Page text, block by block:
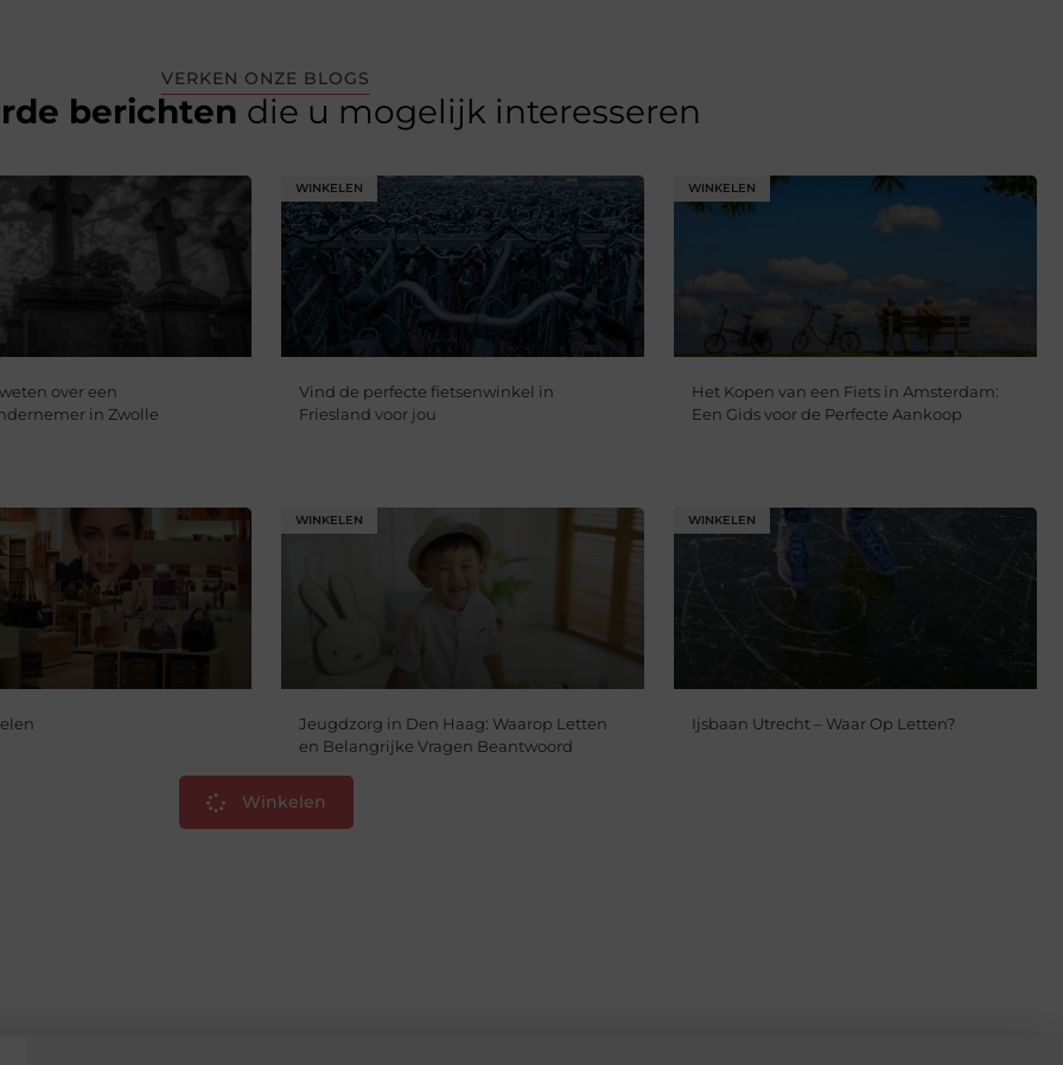
VERKEN ONZE BLOGS
berichten die u mogelijk interesseren
over een
in Zwolle
WINKELEN
Vind de perfecte fietsenwinkel in
Friesland voor jou
WINKELEN
Het Kopen van een Fiets in Amsterdam:
Een Gids voor de Perfecte Aankoop
WINKELEN
Jeugdzorg in Den Haag: Waarop Letten
en Belangrijke Vragen Beantwoord
WINKELEN
Ijsbaan Utrecht – Waar Op Letten?
Winkelen